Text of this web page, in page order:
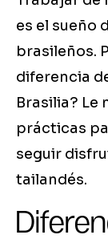
es el sueño
brasileños.
diferencia
Brasilia?
prácticas
seguir
tailandés.